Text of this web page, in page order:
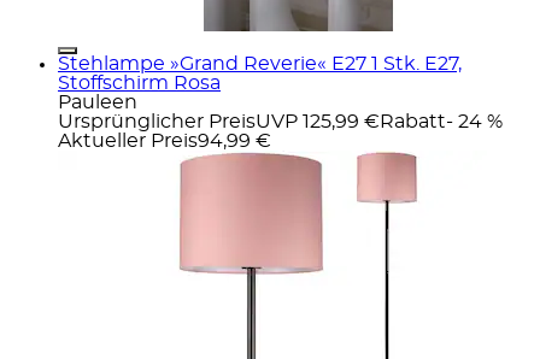
Stehlampe »Grand Reverie« E27 1 Stk. E27,
Stoffschirm Rosa
Pauleen
Ursprünglicher PreisUVP 125,99 € Rabatt- 24 %
Aktueller Preis94,99 €